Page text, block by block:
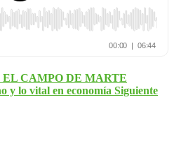
EL CAMPO DE MARTE
y lo vital en economía Siguiente